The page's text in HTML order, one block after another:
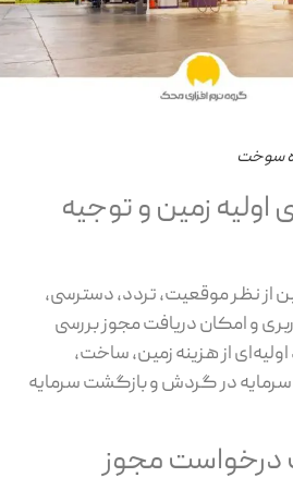
زمین و توجیه
نظر موقعیت، تردد، دسترسی،
و امکان دریافت مجوز بررسی
از هزینه زمین، ساخت،
در گردش و بازگشت سرمایه
مجوز